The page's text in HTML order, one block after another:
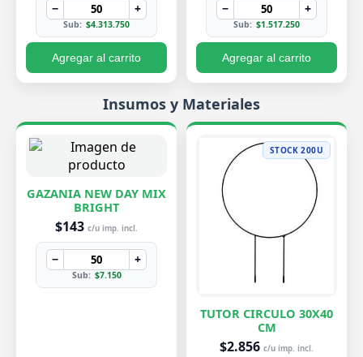
− +
Sub: $4.313.750
Agregar al carrito
− +
Sub: $1.517.250
Agregar al carrito
Insumos y Materiales
GAZANIA NEW DAY MIX
BRIGHT
$143 c/u imp. incl.
− +
Sub: $7.150
STOCK 200U
TUTOR CIRCULO 30X40
CM
$2.856 c/u imp. incl.